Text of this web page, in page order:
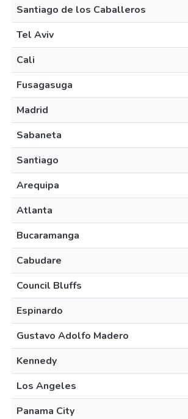
Santiago de los Caballeros
Tel Aviv
Cali
Fusagasuga
Madrid
Sabaneta
Santiago
Arequipa
Atlanta
Bucaramanga
Cabudare
Council Bluffs
Espinardo
Gustavo Adolfo Madero
Kennedy
Los Angeles
Panama City